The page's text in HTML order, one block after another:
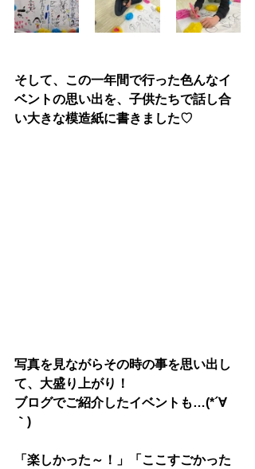
そして、この一年間で行った色んなイ
ベントの思い出を、子供たちで話し合
い大きな模造紙に書きました♡
写真を見ながらその時の事を思い出し
て、大盛り上がり！
ブログでご紹介したイベントも…(*´∀
｀)
「楽しかった～！」「ここすごかった